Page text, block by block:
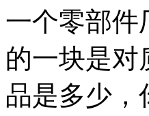
一个零部件
的一块是对
品是多少，